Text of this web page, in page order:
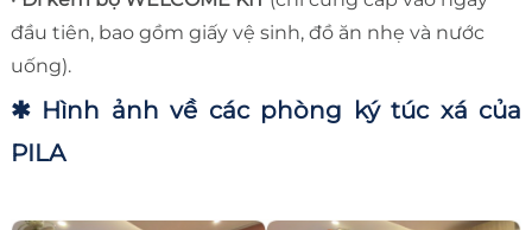
đầu tiên, bao gồm giấy vệ sinh, đồ ăn nhẹ và nước
uống).
✱ Hình ảnh về các phòng ký túc xá của
PILA